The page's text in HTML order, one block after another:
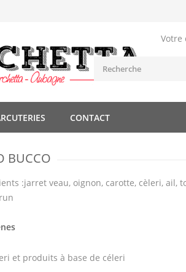
Votre
CONTACT
BUCCO
:jarret veau, oignon, carotte, cèleri, ail,
et produits à base de céleri